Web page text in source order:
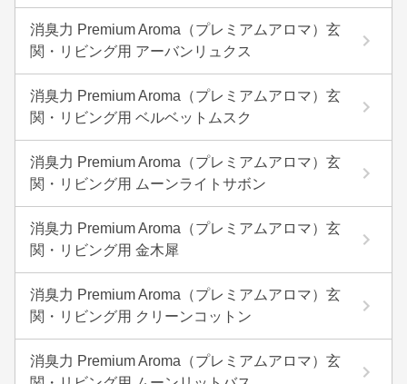
消臭力 Premium Aroma（プレミアムアロマ）玄
関・リビング用 アーバンリュクス
消臭力 Premium Aroma（プレミアムアロマ）玄
関・リビング用 ベルベットムスク
消臭力 Premium Aroma（プレミアムアロマ）玄
関・リビング用 ムーンライトサボン
消臭力 Premium Aroma（プレミアムアロマ）玄
関・リビング用 金木犀
消臭力 Premium Aroma（プレミアムアロマ）玄
関・リビング用 クリーンコットン
消臭力 Premium Aroma（プレミアムアロマ）玄